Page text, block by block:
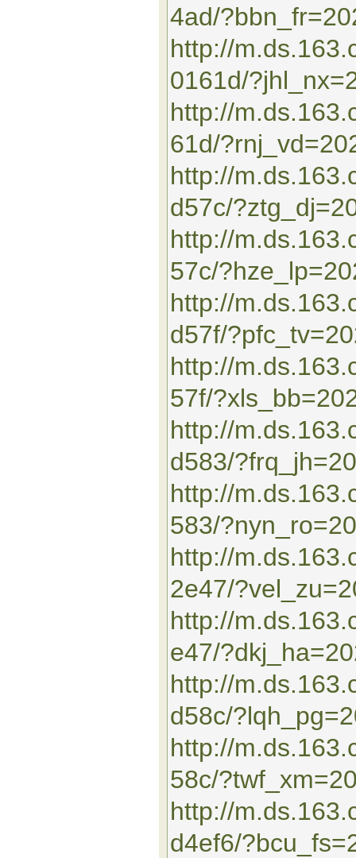
4ad/
http://
0161d/
http://
61d/
http://
d57c/
http://
57c/
http://
d57f/
http://
57f/
http://
d583/
http://
583/
http://
2e47/
http://
e47/
http://
d58c/
http://
58c/
http://
d4ef6/